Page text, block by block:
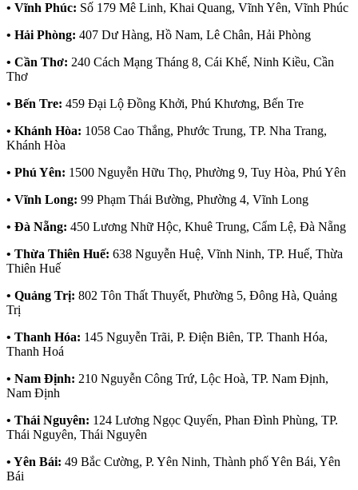
• Vĩnh Phúc: Số 179 Mê Linh, Khai Quang, Vĩnh Yên, Vĩnh Phúc
• Hải Phòng: 407 Dư Hàng, Hồ Nam, Lê Chân, Hải Phòng
• Cần Thơ: 240 Cách Mạng Tháng 8, Cái Khế, Ninh Kiều, Cần
Thơ
• Bến Tre: 459 Đại Lộ Đồng Khởi, Phú Khương, Bến Tre
• Khánh Hòa: 1058 Cao Thắng, Phước Trung, TP. Nha Trang,
Khánh Hòa
• Phú Yên: 1500 Nguyễn Hữu Thọ, Phường 9, Tuy Hòa, Phú Yên
• Vĩnh Long: 99 Phạm Thái Bường, Phường 4, Vĩnh Long
• Đà Nẵng: 450 Lương Nhữ Hộc, Khuê Trung, Cẩm Lệ, Đà Nẵng
• Thừa Thiên Huế: 638 Nguyễn Huệ, Vĩnh Ninh, TP. Huế, Thừa
Thiên Huế
• Quảng Trị: 802 Tôn Thất Thuyết, Phường 5, Đông Hà, Quảng
Trị
• Thanh Hóa: 145 Nguyễn Trãi, P. Điện Biên, TP. Thanh Hóa,
Thanh Hoá
• Nam Định: 210 Nguyễn Công Trứ, Lộc Hoà, TP. Nam Định,
Nam Định
• Thái Nguyên: 124 Lương Ngọc Quyến, Phan Đình Phùng, TP.
Thái Nguyên, Thái Nguyên
• Yên Bái: 49 Bắc Cường, P. Yên Ninh, Thành phố Yên Bái, Yên
Bái